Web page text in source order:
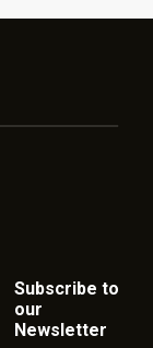
Subscribe to
our
Newsletter